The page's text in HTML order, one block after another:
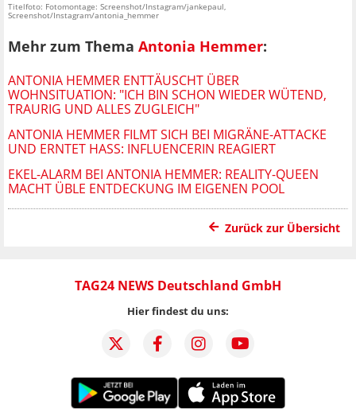
Titelfoto: Fotomontage: Screenshot/Instagram/jankepaul,
Screenshot/Instagram/antonia_hemmer
Mehr zum Thema Antonia Hemmer:
ANTONIA HEMMER ENTTÄUSCHT ÜBER
WOHNSITUATION: "ICH BIN SCHON WIEDER WÜTEND,
TRAURIG UND ALLES ZUGLEICH"
ANTONIA HEMMER FILMT SICH BEI MIGRÄNE-ATTACKE
UND ERNTET HASS: INFLUENCERIN REAGIERT
EKEL-ALARM BEI ANTONIA HEMMER: REALITY-QUEEN
MACHT ÜBLE ENTDECKUNG IM EIGENEN POOL
Zurück zur Übersicht
TAG24 NEWS Deutschland GmbH
Hier findest du uns: